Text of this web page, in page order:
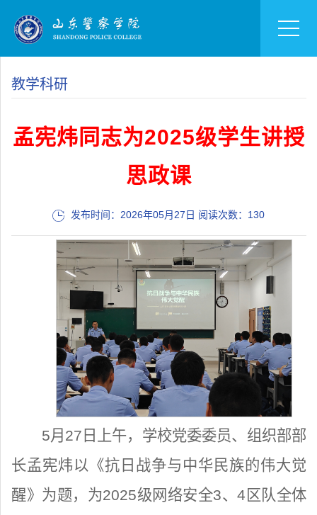
教学科研
孟宪炜同志为2025级学生讲授
思政课
发布时间：2026年05月27日 阅读次数： 130
5月27日上午，学校党委委员、组织部部
长孟宪炜以《抗日战争与中华民族的伟大觉
醒》为题，为2025级网络安全3、4区队全体